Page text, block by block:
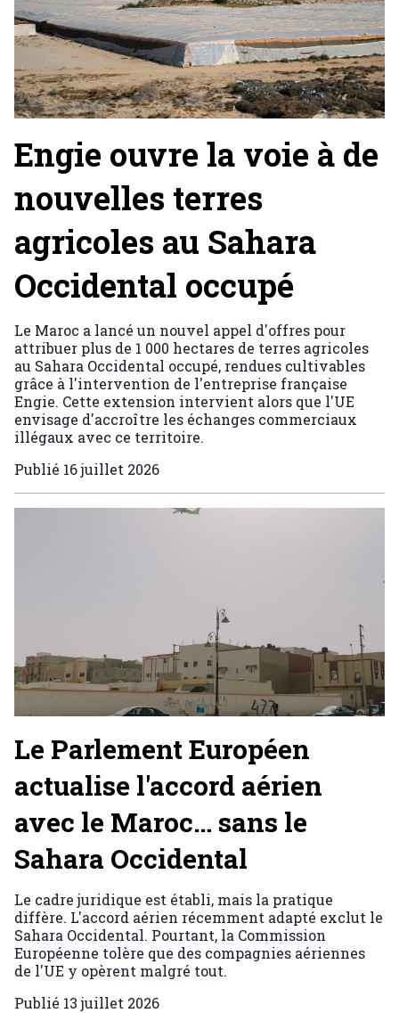
Engie ouvre la voie à de
nouvelles terres
agricoles au Sahara
Occidental occupé
Le Maroc a lancé un nouvel appel d'offres pour
attribuer plus de 1 000 hectares de terres agricoles
au Sahara Occidental occupé, rendues cultivables
grâce à l'intervention de l'entreprise française
Engie. Cette extension intervient alors que l'UE
envisage d'accroître les échanges commerciaux
illégaux avec ce territoire.
Publié 16 juillet 2026
Le Parlement Européen
actualise l'accord aérien
avec le Maroc… sans le
Sahara Occidental
Le cadre juridique est établi, mais la pratique
diffère. L'accord aérien récemment adapté exclut le
Sahara Occidental. Pourtant, la Commission
Européenne tolère que des compagnies aériennes
de l'UE y opèrent malgré tout.
Publié 13 juillet 2026